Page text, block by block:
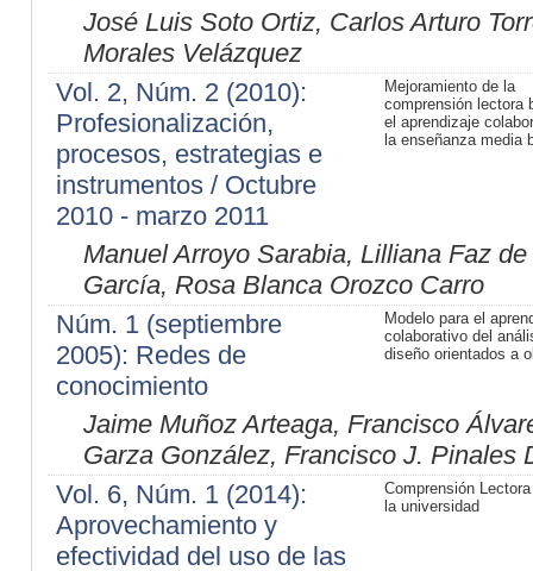
José Luis Soto Ortiz, Carlos Arturo
Morales Velázquez
Vol. 2, Núm. 2 (2010):
Profesionalización,
procesos, estrategias e
instrumentos / Octubre
2010 - marzo 2011
Mejoramiento de la
comprensión lectora
el aprendizaje
la enseñanza media
Manuel Arroyo Sarabia, Lilliana Faz
García, Rosa Blanca Orozco Carro
Núm. 1 (septiembre
2005): Redes de
conocimiento
Modelo para el
colaborativo del
diseño orientados a
Jaime Muñoz Arteaga, Francisco
Garza González, Francisco J. Pinales
Vol. 6, Núm. 1 (2014):
Aprovechamiento y
efectividad del uso de las
Comprensión
la universidad